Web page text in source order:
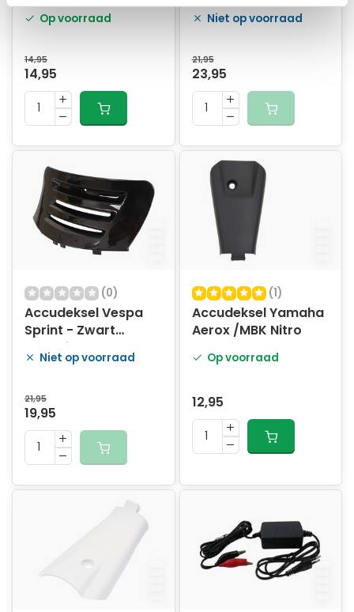
mat zwart
Op voorraad
14,95
14,95
Niet op voorraad
21,95
23,95
(0)
Accudeksel Vespa
Sprint - Zwart
metallic
Niet op voorraad
21,95
19,95
(1)
Accudeksel Yamaha
Aerox /MBK Nitro
Op voorraad
12,95